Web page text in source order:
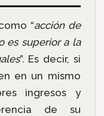
“acción de
es superior a la
”. Es decir, si
en un mismo
ingresos y
de su